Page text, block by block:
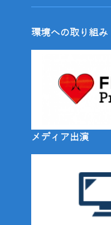
環境への取り組み
メディア出演